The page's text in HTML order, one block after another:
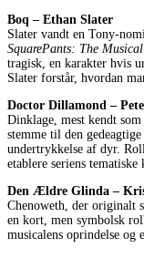
Boq – Ethan Slater
Slater vandt en Tony-
SquarePants: The Musical
tragisk, en karakter hvis
Slater forstår, hvordan
Doctor Dillamond –
Dinklage, mest kendt
stemme til den
undertrykkelse af dyr.
etablere seriens
Den Ældre Glinda –
Chenoweth, der originalt
en kort, men symbolsk
musicalens oprindelse og